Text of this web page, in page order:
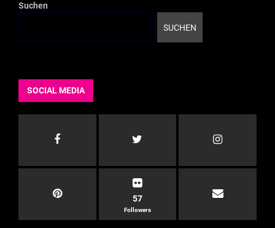
Suchen
SUCHEN
SOCIAL MEDIA
57
Followers